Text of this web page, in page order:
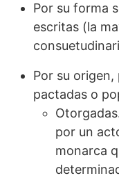
Por su forma
escritas (la
Por su
pactadas o
por un
monarca